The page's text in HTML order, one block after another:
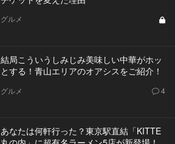
グルメ
結局こういうしみじみ美味しい中華がホッ
とする！青山エリアのオアシスをご紹介！
グルメ 4
あなたは何軒行った？東京駅直結「KITTE